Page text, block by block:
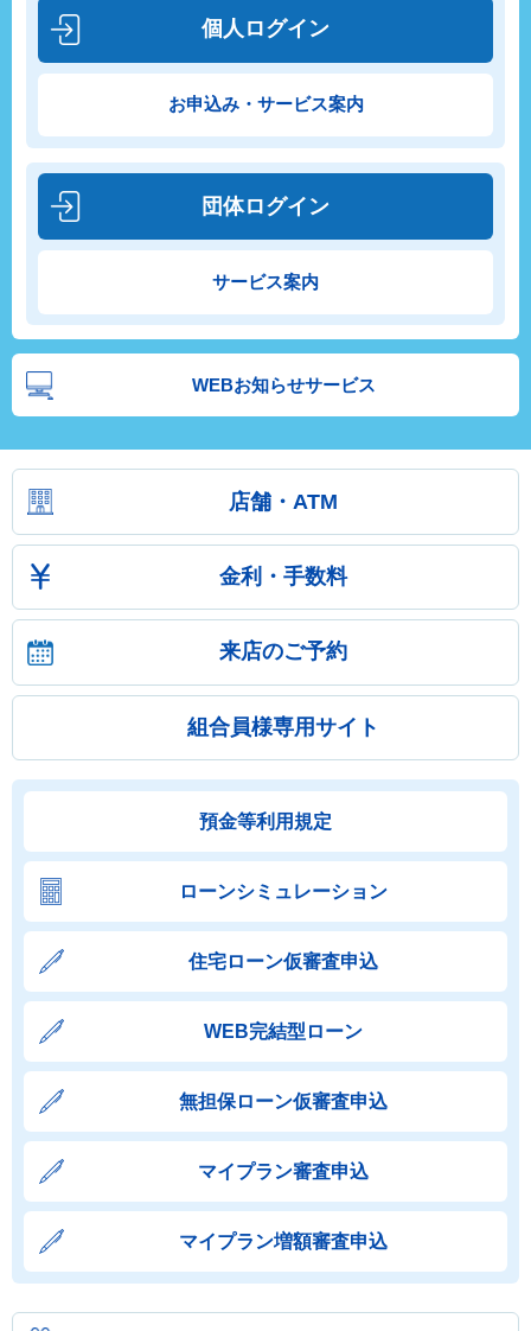
個人ログイン
お申込み・サービス案内
団体ログイン
サービス案内
WEBお知らせサービス
店舗・ATM
金利・手数料
来店のご予約
組合員様専用サイト
預金等利用規定
ローンシミュレーション
住宅ローン仮審査申込
WEB完結型ローン
無担保ローン仮審査申込
マイプラン審査申込
マイプラン増額審査申込